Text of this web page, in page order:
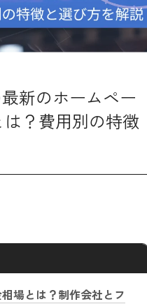
最新のホームペー
？費用別の特徴
場とは？制作会社とフ